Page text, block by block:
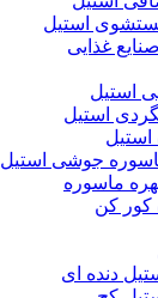
استیل
غذایی
استیل
استیل
جوشی استیل
ماسوره
کور کن
دنده ای